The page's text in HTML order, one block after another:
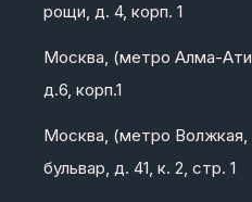
рощи, д. 4, корп. 1
Москва, (метро Алма-
д.6, корп.1
Москва, (метро Волжкая,
бульвар, д. 41, к. 2, стр. 1